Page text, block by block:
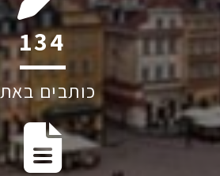
243
כותבים